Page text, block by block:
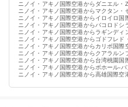
ニノイ・アキノ国際空港からダニエル・
ニノイ・アキノ国際空港からマクタン・
ニノイ・アキノ国際空港からイロイロ国
ニノイ・アキノ国際空港からバコロドシ
ニノイ・アキノ国際空港からラギンディ
ニノイ・アキノ国際空港からゴドフレド
ニノイ・アキノ国際空港からカリボ国際
ニノイ・アキノ国際空港からクアラルン
ニノイ・アキノ国際空港から台湾桃園国
ニノイ・アキノ国際空港からボホール-
ニノイ・アキノ国際空港から高雄国際空